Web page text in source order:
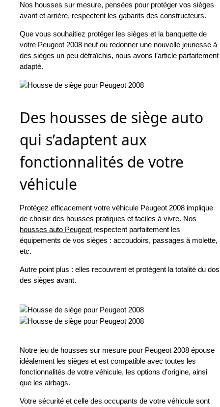
Nos housses sur mesure, pensées pour protéger vos sièges
avant et arrière, respectent les gabarits des constructeurs.
Que vous souhaitiez protéger les sièges et la banquette de
votre Peugeot 2008 neuf ou redonner une nouvelle jeunesse à
des sièges un peu défraîchis, nous avons l’article parfaitement
adapté.
Des housses de siège auto
qui s’adaptent aux
fonctionnalités de votre
véhicule
Protégez efficacement votre véhicule Peugeot 2008 implique
de choisir des housses pratiques et faciles à vivre. Nos
housses auto Peugeot respectent parfaitement les
équipements de vos sièges : accoudoirs, passages à molette,
etc.
Autre point plus : elles recouvrent et protègent la totalité du dos
des sièges avant.
Notre jeu de housses sur mesure pour Peugeot 2008 épouse
idéalement les sièges et est compatible avec toutes les
fonctionnalités de votre véhicule, les options d’origine, ainsi
que les airbags.
Votre sécurité et celle des occupants de votre véhicule sont